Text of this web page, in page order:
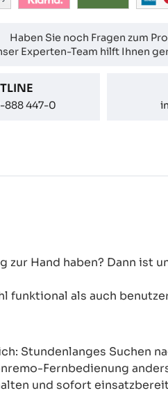
Haben Sie noch Fragen zum
Experten-Team hilft Ihnen
888 447-0
Hand haben? Dann ist
funktional als auch
Stundenlanges Suchen
Fernbedienung
und sofort